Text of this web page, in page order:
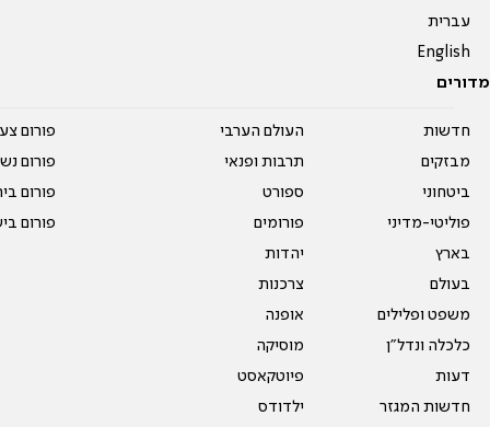
עברית
English
מדורים
חדשות
מבזקים
ביטחוני
פוליטי-מדיני
בארץ
בעולם
משפט ופלילים
כלכלה ונדל"ן
דעות
חדשות המגזר
העולם הערבי
תרבות ופנאי
ספורט
פורומים
יהדות
צרכנות
אופנה
מוסיקה
פיוטקאסט
ילדודס
פורום
פורום
פורום
פורום